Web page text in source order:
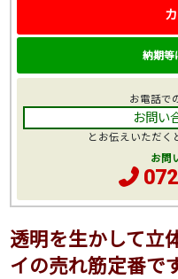
透明を生かして立
イの売れ筋定番です
納期等
お電話で
お問い
とお伝えいただく
お問